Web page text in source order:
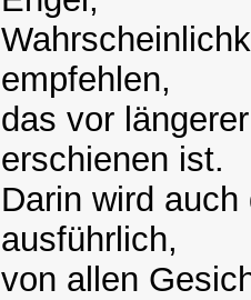
empfehlen,
das vor
erschienen ist.
Darin wird
ausführlich,
von allen